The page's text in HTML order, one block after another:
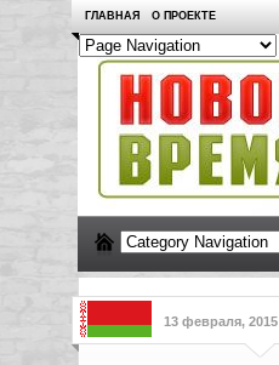
ГЛАВНАЯ О ПРОЕКТЕ
13 февраля, 2015